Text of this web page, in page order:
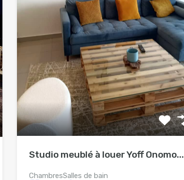
Studio meublé à louer Yoff Onomo...
ChambresSalles de bain